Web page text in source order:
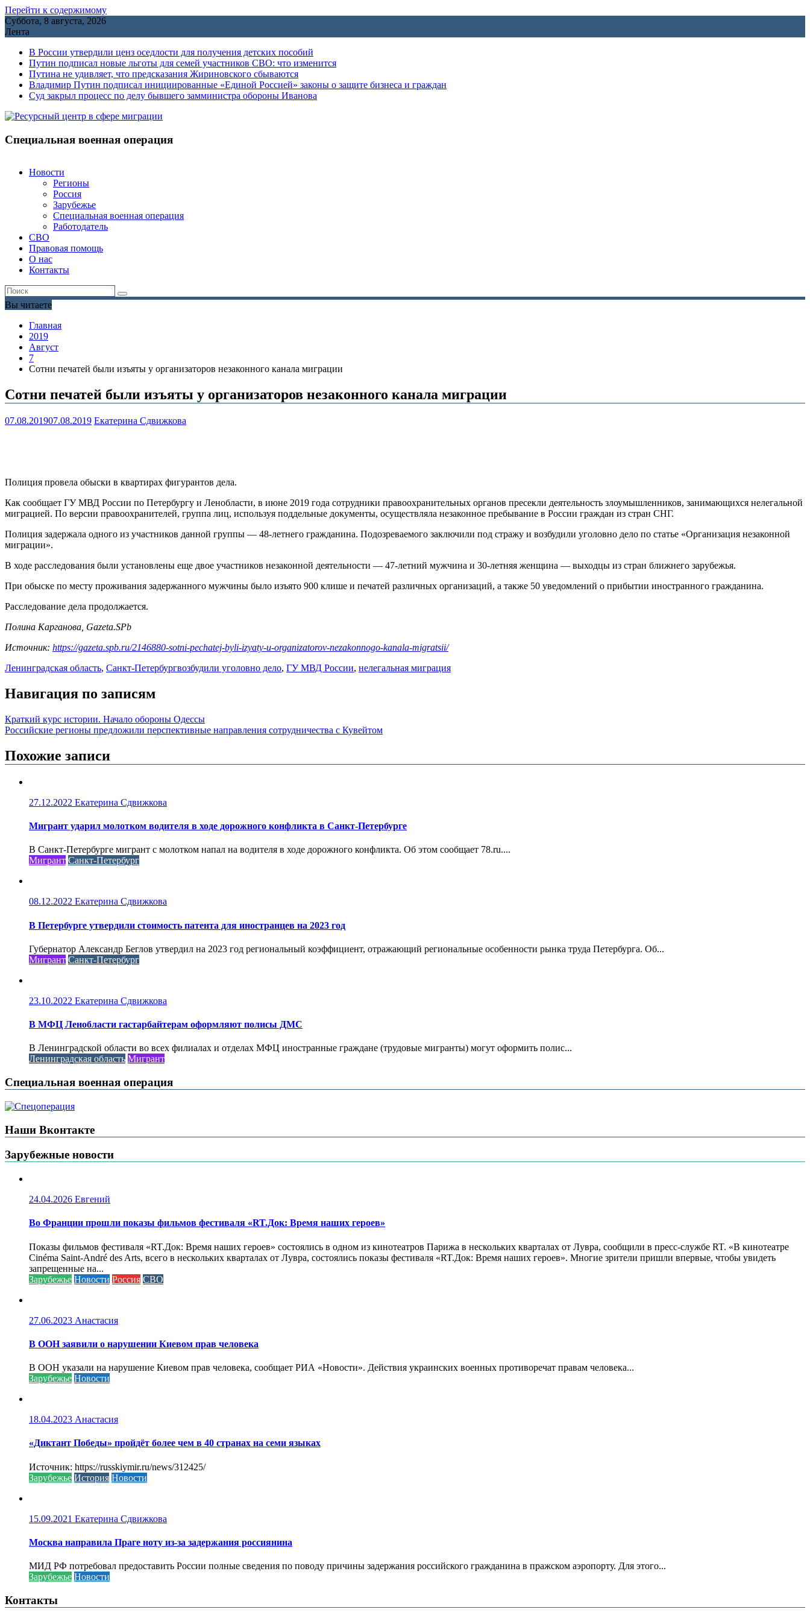
Перейти к содержимому
Суббота, 8 августа, 2026
Лента
В России утвердили ценз оседлости для получения детских пособий
Путин подписал новые льготы для семей участников СВО: что изменится
Путина не удивляет, что предсказания Жириновского сбываются
Владимир Путин подписал инициированные «Единой Россией» законы о защите бизнеса и граждан
Cуд закрыл процесс по делу бывшего замминистра обороны Иванова
Специальная военная операция
Новости
Регионы
Россия
Зарубежье
Специальная военная операция
Работодатель
СВО
Правовая помощь
О нас
Контакты
Вы читаете
Главная
2019
Август
7
Сотни печатей были изъяты у организаторов незаконного канала миграции
Сотни печатей были изъяты у организаторов незаконного канала миграции
07.08.201907.08.2019 Екатерина Сдвижкова
Полиция провела обыски в квартирах фигурантов дела.
Как сообщает ГУ МВД России по Петербургу и Ленобласти, в июне 2019 года сотрудники правоохранительных органов пресекли деятельность злоумышленников, занимающихся нелегальной
миграцией. По версии правоохранителей, группа лиц, используя поддельные документы, осуществляла незаконное пребывание в России граждан из стран СНГ.
Полиция задержала одного из участников данной группы — 48-летнего гражданина. Подозреваемого заключили под стражу и возбудили уголовно дело по статье «Организация незаконной
миграции».
В ходе расследования были установлены еще двое участников незаконной деятельности — 47-летний мужчина и 30-летняя женщина — выходцы из стран ближнего зарубежья.
При обыске по месту проживания задержанного мужчины было изъято 900 клише и печатей различных организаций, а также 50 уведомлений о прибытии иностранного гражданина.
Расследование дела продолжается.
Полина Карганова, Gazeta.SPb
Источник: https://gazeta.spb.ru/2146880-sotni-pechatej-byli-izyaty-u-organizatorov-nezakonnogo-kanala-migratsii/
Ленинградская область, Санкт-Петербургвозбудили уголовно дело, ГУ МВД России, нелегальная миграция
Навигация по записям
Краткий курс истории. Начало обороны Одессы
Российские регионы предложили перспективные направления сотрудничества с Кувейтом
Похожие записи
27.12.2022 Екатерина Сдвижкова
Мигрант ударил молотком водителя в ходе дорожного конфликта в Санкт-Петербурге
В Санкт-Петербурге мигрант с молотком напал на водителя в ходе дорожного конфликта. Об этом сообщает 78.ru....
Мигрант Санкт-Петербург
08.12.2022 Екатерина Сдвижкова
В Петербурге утвердили стоимость патента для иностранцев на 2023 год
Губернатор Александр Беглов утвердил на 2023 год региональный коэффициент, отражающий региональные особенности рынка труда Петербурга. Об...
Мигрант Санкт-Петербург
23.10.2022 Екатерина Сдвижкова
В МФЦ Ленобласти гастарбайтерам оформляют полисы ДМС
В Ленинградской области во всех филиалах и отделах МФЦ иностранные граждане (трудовые мигранты) могут оформить полис...
Ленинградская область Мигрант
Специальная военная операция
Наши Вконтакте
Зарубежные новости
24.04.2026 Евгений
Во Франции прошли показы фильмов фестиваля «RT.Док: Время наших героев»
Показы фильмов фестиваля «RT.Док: Время наших героев» состоялись в одном из кинотеатров Парижа в нескольких кварталах от Лувра, сообщили в пресс-службе RT. «В кинотеатре
Cinéma Saint-André des Arts, всего в нескольких кварталах от Лувра, состоялись показы фестиваля «RT.Док: Время наших героев». Многие зрители пришли впервые, чтобы увидеть
запрещенные на...
Зарубежье Новости Россия СВО
27.06.2023 Анастасия
В ООН заявили о нарушении Киевом прав человека
В ООН указали на нарушение Киевом прав человека, сообщает РИА «Новости». Действия украинских военных противоречат правам человека...
Зарубежье Новости
18.04.2023 Анастасия
«Диктант Победы» пройдёт более чем в 40 странах на семи языках
Источник: https://russkiymir.ru/news/312425/
Зарубежье История Новости
15.09.2021 Екатерина Сдвижкова
Москва направила Праге ноту из-за задержания россиянина
МИД РФ потребовал предоставить России полные сведения по поводу причины задержания российского гражданина в пражском аэропорту. Для этого...
Зарубежье Новости
Контакты